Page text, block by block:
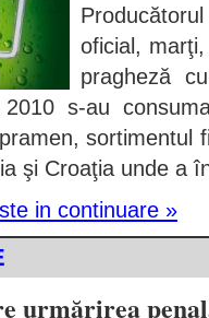
oficial,
pragheză
s-au
sortimentul
şi Croaţia unde a
in continuare »
urmărirea